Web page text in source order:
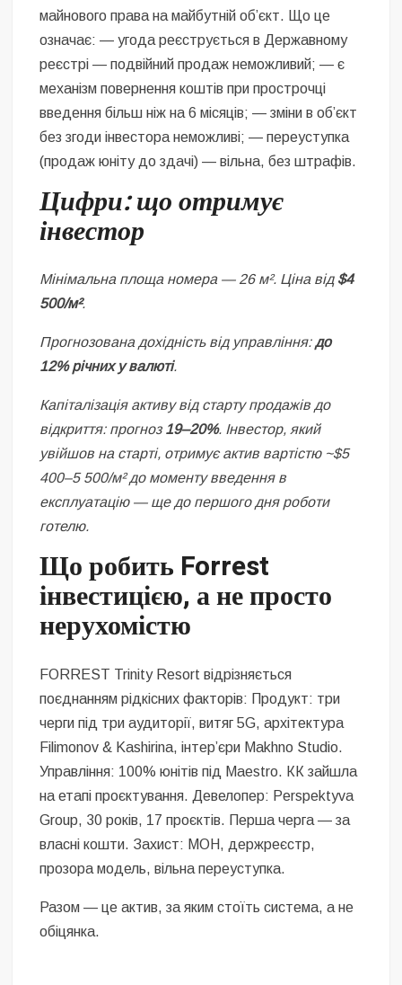
майнового права на майбутній об’єкт. Що це
означає: — угода реєструється в Державному
реєстрі — подвійний продаж неможливий; — є
механізм повернення коштів при прострочці
введення більш ніж на 6 місяців; — зміни в об’єкт
без згоди інвестора неможливі; — переуступка
(продаж юніту до здачі) — вільна, без штрафів.
Цифри: що отримує
інвестор
Мінімальна площа номера — 26 м². Ціна від $4
500/м².
Прогнозована дохідність від управління:до
12% річних у валюті.
Капіталізація активу від старту продажів до
відкриття: прогноз 19–20%. Інвестор, який
увійшов на старті, отримує актив вартістю ~$5
400–5 500/м² до моменту введення в
експлуатацію — ще до першого дня роботи
готелю.
Що робить Forrest
інвестицією, а не просто
нерухомістю
FORREST Trinity Resort відрізняється
поєднанням рідкісних факторів: Продукт: три
черги під три аудиторії, витяг 5G, архітектура
Filimonov & Kashirina, інтер’єри Makhno Studio.
Управління: 100% юнітів під Maestro. КК зайшла
на етапі проєктування. Девелопер: Perspektyva
Group, 30 років, 17 проєктів. Перша черга — за
власні кошти. Захист: МОН, держреєстр,
прозора модель, вільна переуступка.
Разом — це актив, за яким стоїть система, а не
обіцянка.